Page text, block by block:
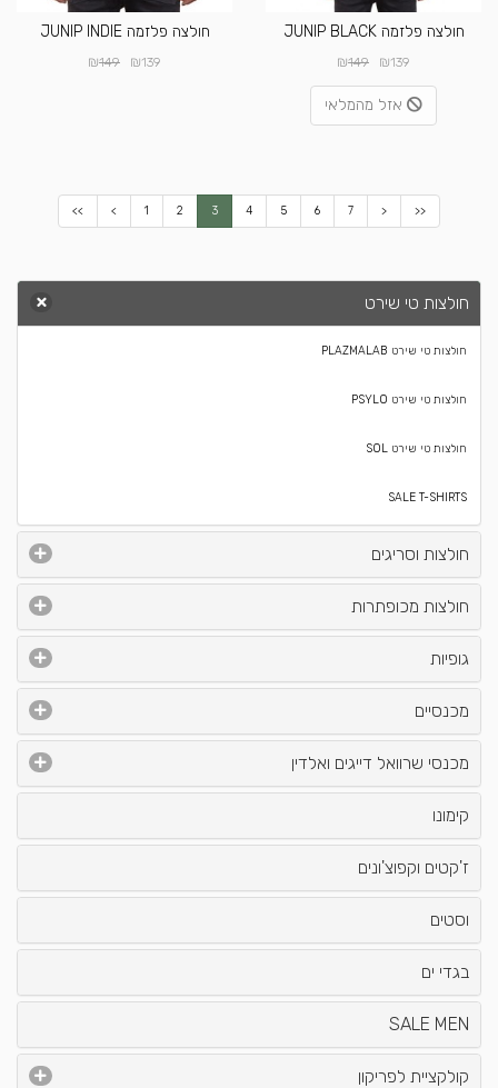
חולצה פלזמה JUNIP BLACK
₪139
₪149
אזל מהמלאי
חולצה פלזמה JUNIP INDIE
₪139
₪149
<< < 1 2 3 4 5 6 7 > >>
חולצות טי שירט
חולצות טי שירט PLAZMALAB
חולצות טי שירט PSYLO
חולצות טי שירט SOL
SALE T-SHIRTS
חולצות וסריגים
חולצות מכופתרות
גופיות
מכנסיים
מכנסי שרוואל דייגים ואלדין
קימונו
ז'קטים וקפוצ'ונים
וסטים
בגדי ים
SALE MEN
קולקציית לפריקון